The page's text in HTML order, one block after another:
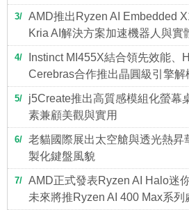
3
AMD推出Ryzen AI Embedded
Kria AI解決方案加速機器人與實
4
Instinct MI455X結合領先效能、
Cerebras合作推出晶圓級引擎解
5
j5Create推出高質感模組化螢幕
素兼顧美觀與實用
6
老貓國際展出太空艙與透光熱昇
製化鍵盤風貌
7
AMD正式發表Ryzen AI Halo迷
未來將推Ryzen AI 400 Max系列